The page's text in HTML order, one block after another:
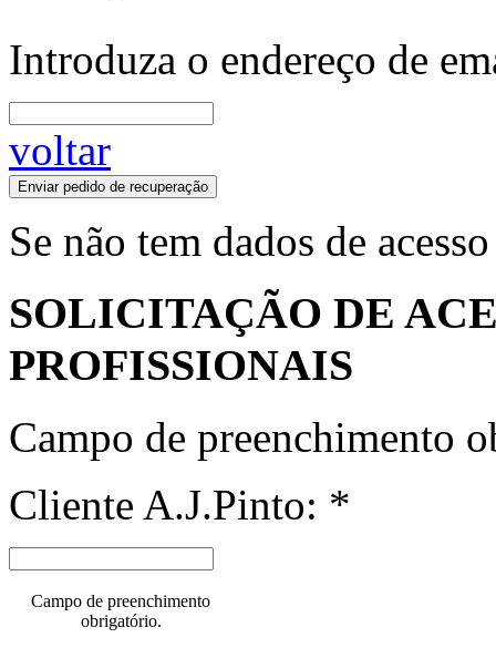
Introduza o endereço de
voltar
Enviar pedido de recuperação
Se não tem dados de
SOLICITAÇÃO DE
PROFISSIONAIS
Campo de preenchimento
Cliente A.J.Pinto: *
Campo de preenchimento
obrigatório.